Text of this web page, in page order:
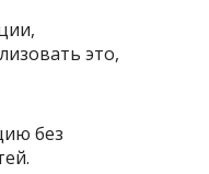
это,
без